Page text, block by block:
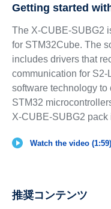
Getting started
The X-CUBE-SUBG2
for STM32Cube. The
includes drivers that
communication for S2-
software technology
STM32
X-CUBE-SUBG2
Watch the video (1:59)
推奨コンテンツ